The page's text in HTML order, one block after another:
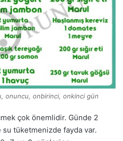
onuncu, onbirinci, onkinci gün
çok önemlidir. Günde 2
tüketmenizde fayda var.